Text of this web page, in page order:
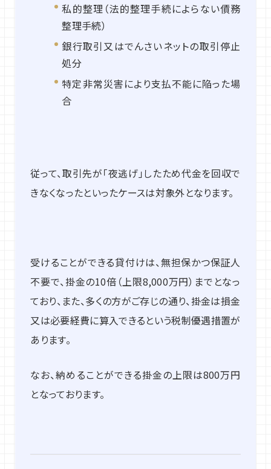
私的整理（法的整理手続によらない債務
整理手続）
銀行取引又はでんさいネットの取引停止
処分
特定非常災害により支払不能に陥った場
合
従って、取引先が「夜逃げ」したため代金を回収で
きなくなったといったケースは対象外となります。
受けることができる貸付けは、無担保かつ保証人
不要で、掛金の10倍（上限8,000万円）までとなっ
ており、また、多くの方がご存じの通り、掛金は損金
又は必要経費に算入できるという税制優遇措置が
あります。
なお、納めることができる掛金の上限は800万円
となっております。